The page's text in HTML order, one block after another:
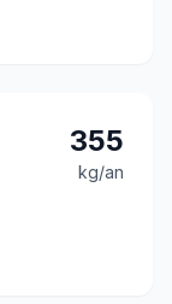
355
kg/an